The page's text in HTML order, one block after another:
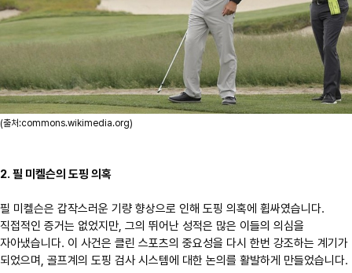
(출처:commons.wikimedia.org)
2. 필 미켈슨의 도핑 의혹
필 미켈슨은 갑작스러운 기량 향상으로 인해 도핑 의혹에 휩싸였습니다.
직접적인 증거는 없었지만, 그의 뛰어난 성적은 많은 이들의 의심을
자아냈습니다. 이 사건은 클린 스포츠의 중요성을 다시 한번 강조하는 계기가
되었으며, 골프계의 도핑 검사 시스템에 대한 논의를 활발하게 만들었습니다.